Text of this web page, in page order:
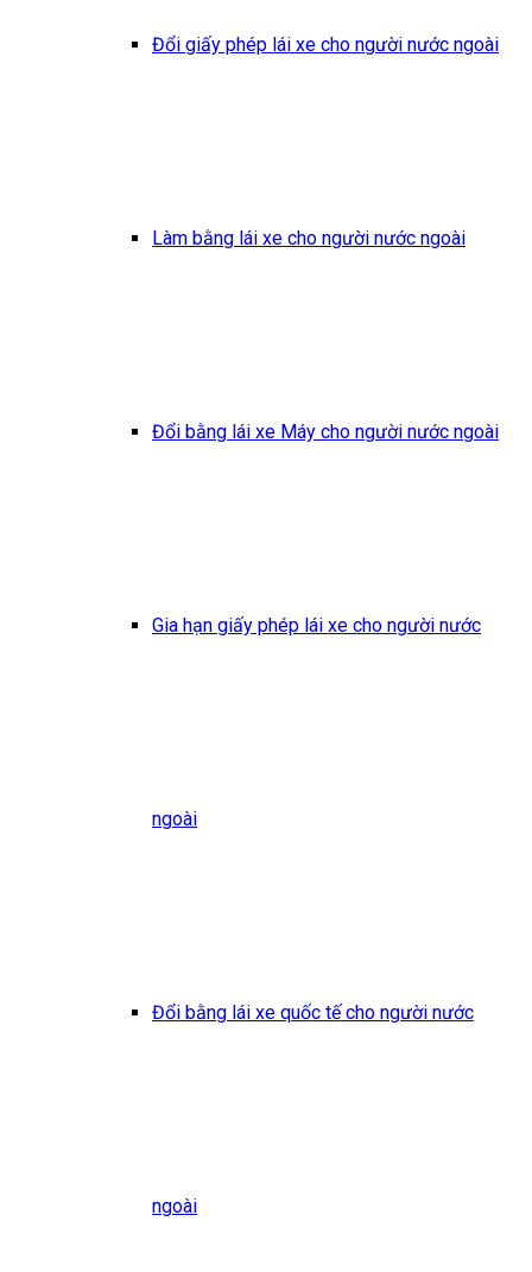
Đổi giấy phép lái xe cho người nước ngoài
Làm bằng lái xe cho người nước ngoài
Đổi bằng lái xe Máy cho người nước ngoài
Gia hạn giấy phép lái xe cho người nước
ngoài
Đổi bằng lái xe quốc tế cho người nước
ngoài